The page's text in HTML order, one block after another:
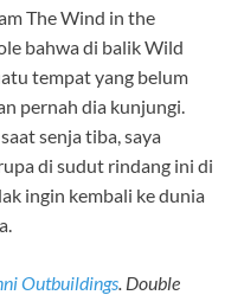
The Wind in the
bahwa di balik Wild
tempat yang belum
pernah dia kunjungi.
senja tiba, saya
di sudut rindang ini di
ingin kembali ke dunia
Outbuildings. Double